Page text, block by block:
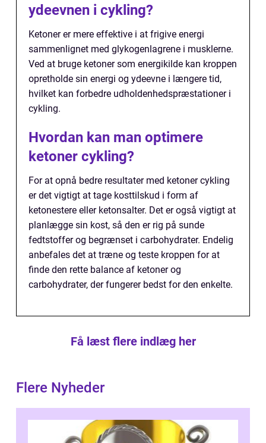
ydeevnen i cykling?
Ketoner er mere effektive i at frigive energi
sammenlignet med glykogenlagrene i musklerne.
Ved at bruge ketoner som energikilde kan kroppen
opretholde sin energi og ydeevne i længere tid,
hvilket kan forbedre udholdenhedspræstationer i
cykling.
Hvordan kan man optimere
ketoner cykling?
For at opnå bedre resultater med ketoner cykling
er det vigtigt at tage kosttilskud i form af
ketonestere eller ketonsalter. Det er også vigtigt at
planlægge sin kost, så den er rig på sunde
fedtstoffer og begrænset i carbohydrater. Endelig
anbefales det at træne og teste kroppen for at
finde den rette balance af ketoner og
carbohydrater, der fungerer bedst for den enkelte.
Få læst flere indlæg her
Flere Nyheder